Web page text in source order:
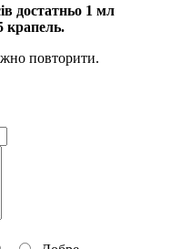
достатньо 1 мл
крапель.
повторити.